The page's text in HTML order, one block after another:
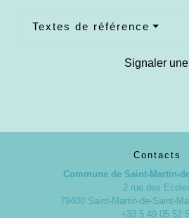
Textes de référence
Signaler
Contacts
Commune de Saint-Martin-
2 rue des
79400 Saint-Martin-de-Saint-
+33 5 49 05 52